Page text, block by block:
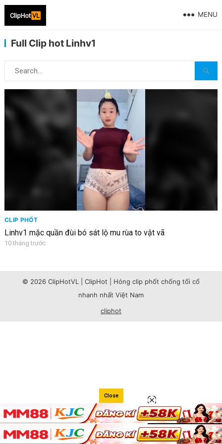
MENU
Full Clip hot Linhv1
CLIP PHỐT
Linhv1 mặc quần đùi bó sát lộ mu rùa to vật vã
10 tháng trước
© 2026 ClipHotVL | ClipHot | Hóng clip phốt chống tối cổ
nhanh nhất Việt Nam
cliphot
Close